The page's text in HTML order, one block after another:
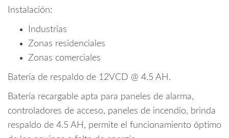
Instalación:
Industrias
Zonas residenciales
Zonas comerciales
Batería de respaldo de 12VCD @ 4.5 AH.
Batería recargable apta para paneles de alarma,
controladores de acceso, paneles de incendio, brinda
respaldo de 4.5 AH, permite el funcionamiento óptimo